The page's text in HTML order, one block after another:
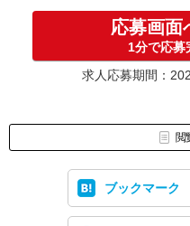
応募画面
1分で応募
求人応募期間：
閲
ブックマーク